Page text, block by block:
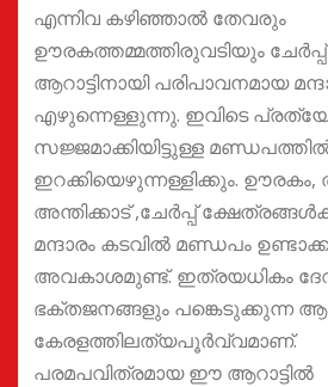
എന്നിവ കഴിഞ്ഞാൽ തേവരും
ഊരകത്തമ്മത്തിരുവടിയും
ആറാട്ടിനായി പരിപാവനമായ
എഴുന്നെള്ളുന്നു. ഇവിടെ
സജ്ജമാക്കിയിട്ടുള്ള മണ്ഡപത്തിൽ
ഇറക്കിയെഴുന്നള്ളിക്കും.
അന്തിക്കാട് ,ചേർപ്പ്
മന്ദാരം കടവിൽ മണ്ഡപം
അവകാശമുണ്ട്. ഇത്രയധികം
ഭക്തജനങ്ങളും പങ്കെടുക്കുന്ന
കേരളത്തിലത്യപൂർവ്വമാണ്.
പരമപവിത്രമായ ഈ ആറാട്ടിൽ